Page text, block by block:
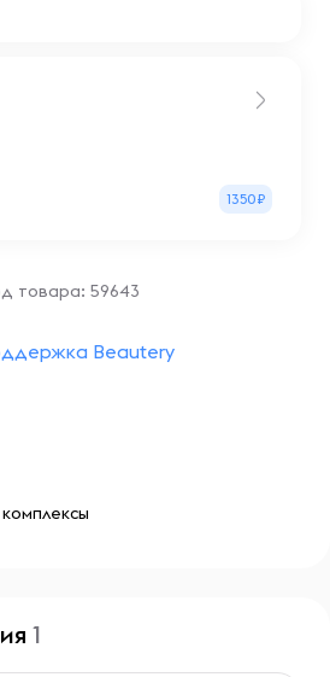
1350₽
товара: 59643
Beautery
1